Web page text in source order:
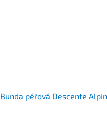
Bunda péřová Descente